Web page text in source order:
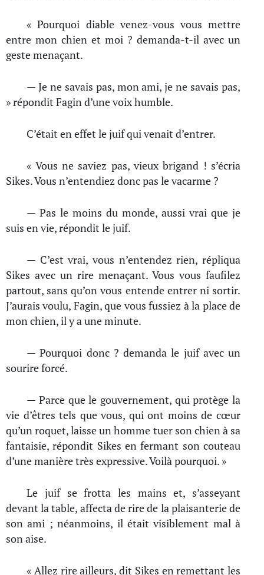
« Pourquoi diable venez-vous vous mettre
entre mon chien et moi ? demanda-t-il avec un
geste menaçant.
— Je ne savais pas, mon ami, je ne savais pas,
» répondit Fagin d’une voix humble.
C’était en effet le juif qui venait d’entrer.
« Vous ne saviez pas, vieux brigand ! s’écria
Sikes. Vous n’entendiez donc pas le vacarme ?
— Pas le moins du monde, aussi vrai que je
suis en vie, répondit le juif.
— C’est vrai, vous n’entendez rien, répliqua
Sikes avec un rire menaçant. Vous vous faufilez
partout, sans qu’on vous entende entrer ni sortir.
J’aurais voulu, Fagin, que vous fussiez à la place de
mon chien, il y a une minute.
— Pourquoi donc ? demanda le juif avec un
sourire forcé.
— Parce que le gouvernement, qui protège la
vie d’êtres tels que vous, qui ont moins de cœur
qu’un roquet, laisse un homme tuer son chien à sa
fantaisie, répondit Sikes en fermant son couteau
d’une manière très expressive. Voilà pourquoi. »
Le juif se frotta les mains et, s’asseyant
devant la table, affecta de rire de la plaisanterie de
son ami ; néanmoins, il était visiblement mal à
son aise.
« Allez rire ailleurs, dit Sikes en remettant les